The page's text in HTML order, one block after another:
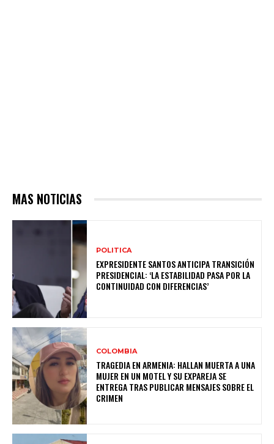
MAS NOTICIAS
POLITICA
EXPRESIDENTE SANTOS ANTICIPA TRANSICIÓN
PRESIDENCIAL: ‘LA ESTABILIDAD PASA POR LA
CONTINUIDAD CON DIFERENCIAS’
COLOMBIA
TRAGEDIA EN ARMENIA: HALLAN MUERTA A UNA
MUJER EN UN MOTEL Y SU EXPAREJA SE
ENTREGA TRAS PUBLICAR MENSAJES SOBRE EL
CRIMEN